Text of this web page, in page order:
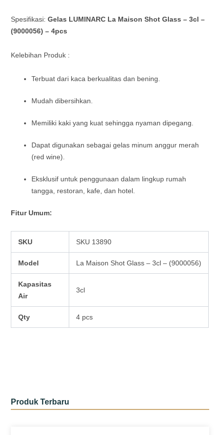
Spesifikasi: Gelas LUMINARC La Maison Shot Glass – 3cl –
(9000056) – 4pcs
Kelebihan Produk :
Terbuat dari kaca berkualitas dan bening.
Mudah dibersihkan.
Memiliki kaki yang kuat sehingga nyaman dipegang.
Dapat digunakan sebagai gelas minum anggur merah
(red wine).
Eksklusif untuk penggunaan dalam lingkup rumah
tangga, restoran, kafe, dan hotel.
Fitur Umum:
SKU SKU 13890
Model La Maison Shot Glass – 3cl – (9000056)
Kapasitas
Air
3cl
Qty 4 pcs
Produk Terbaru